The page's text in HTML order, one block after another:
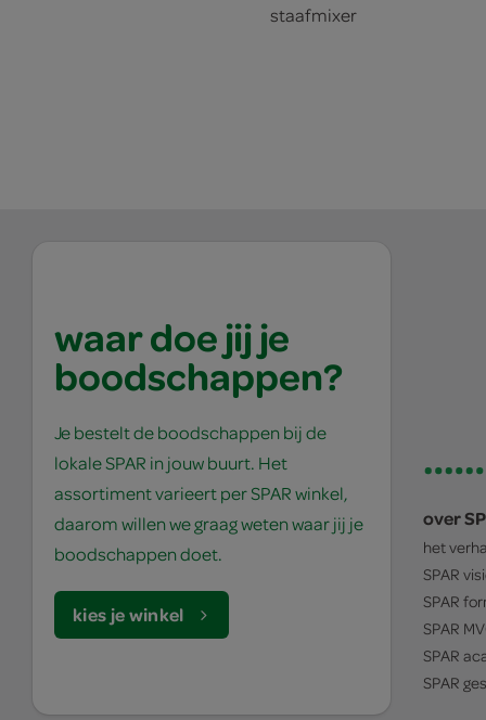
staafmixer
waar doe jij je
boodschappen?
Je bestelt de boodschappen bij de
lokale SPAR in jouw buurt. Het
assortiment varieert per SPAR winkel,
daarom willen we graag weten waar jij je
boodschappen doet.
kies je winkel
over
het
SPAR
SPAR
SPAR
SPAR
SPAR